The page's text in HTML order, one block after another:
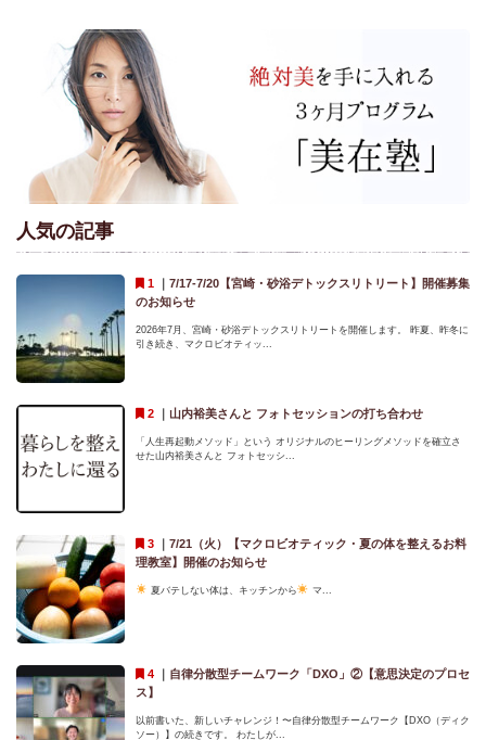
人気の記事
｜ 7/17-7/20【宮崎・砂浴デトックスリトリート】開催募集
のお知らせ
2026年7月、宮崎・砂浴デトックスリトリートを開催します。 昨夏、昨冬に
引き続き、マクロビオティッ...
｜ 山内裕美さんと フォトセッションの打ち合わせ
「人生再起動メソッド」という オリジナルのヒーリングメソッドを確立さ
せた山内裕美さんと フォトセッシ...
｜ 7/21（火）【マクロビオティック・夏の体を整えるお料
理教室】開催のお知らせ
夏バテしない体は、キッチンから マ...
｜ 自律分散型チームワーク「DXO」②【意思決定のプロセ
ス】
以前書いた、新しいチャレンジ！〜自律分散型チームワーク【DXO（ディク
ソー）】の続きです。 わたしが...